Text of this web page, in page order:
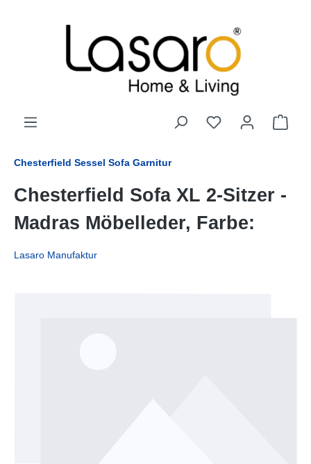
Chesterfield Sessel Sofa Garnitur
Chesterfield Sofa XL 2-Sitzer -
Madras Möbelleder, Farbe:
Lasaro Manufaktur